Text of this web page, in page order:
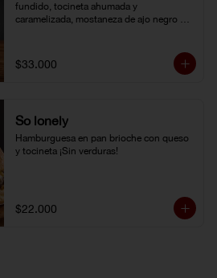
fundido, tocineta ahumada y
caramelizada, mostaneza de ajo negro y
famoso chili con carne al lado.
$33.000
So lonely
Hamburguesa en pan brioche con queso
y tocineta ¡Sin verduras!
$22.000